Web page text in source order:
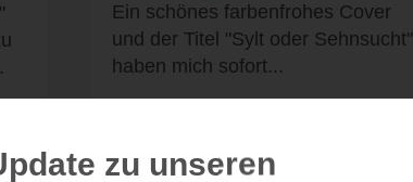
Ein schönes farbenfrohes Cover
und der Titel "Sylt oder Sehnsucht"
haben mich sofort...
zu unseren